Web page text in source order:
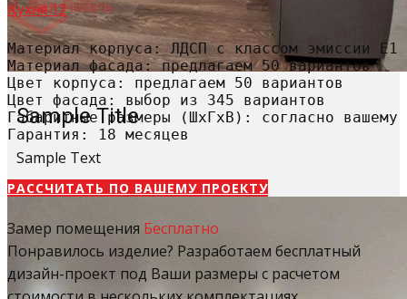
Sample Title
Sample Text
Кухня 12
Материал корпуса: ЛДСП с классом эмиссии Е1
Материал фасада: предлагаем 50 вариантов
Цвет корпуса: предлагаем 50 вариантов
Цвет фасада: выбор из 345 вариантов
Габаритные размеры (ШхГхВ): согласно вашему
Гарантия: 18 месяцев
РАССЧИТАТЬ​ ПО ВАШЕМУ ПРОЕКТУ
Замер помещения Бесплатно
Понравилось изделие? Разработаем бесплатный
дизайн-проект под Ваши размеры с расчетом